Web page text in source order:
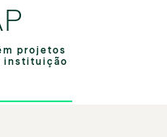
projetos
instituição